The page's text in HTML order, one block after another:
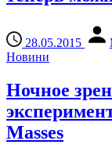
28.05.2015
Новини
Ночное
Masses